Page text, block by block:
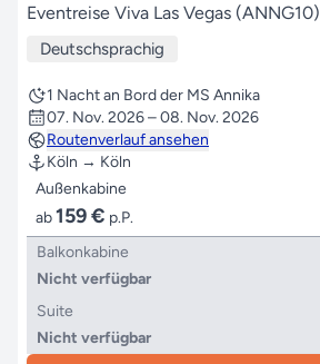
Eventreise Viva Las Vegas (ANNG10)
Deutschsprachig
1 Nacht an Bord der MS Annika
07. Nov. 2026 – 08. Nov. 2026
Routenverlauf ansehen
Köln → Köln
Außenkabine
ab159 € p.P.
Balkonkabine
Nicht verfügbar
Suite
Nicht verfügbar